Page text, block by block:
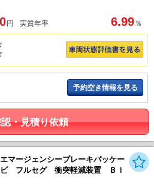
円 実質年率 6.99 ％
予約空き情報を見る
・見積り依頼
ージェンシーブレーキパッケー
フルセグ 衝突軽減装置 Ｂｌ